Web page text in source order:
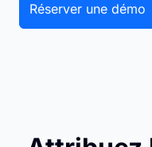
Réserver une démo